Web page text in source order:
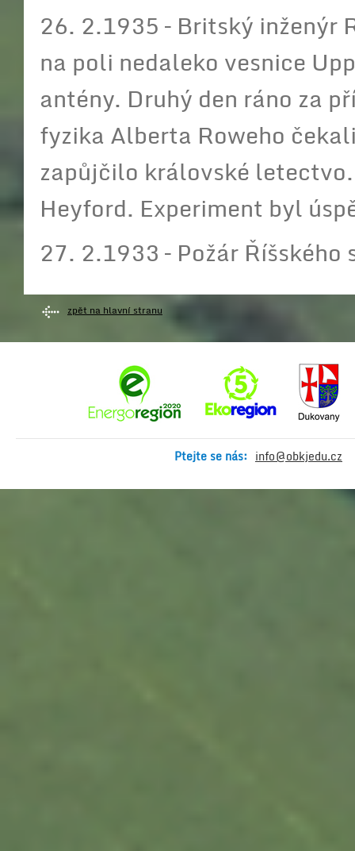
26. 2.1935 – Britský
na poli nedaleko vesnice
antény. Druhý den ráno za
fyzika Alberta Roweho
zapůjčilo královské
Heyford. Experiment byl
27. 2.1933 – Požár Říšského
zpět na hlavní stranu
Ptejte se nás: info@obkjedu.cz